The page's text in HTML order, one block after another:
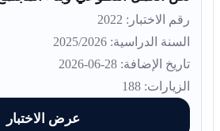
رقم الاختبار: 2022
السنة الدراسية: 2025/2026
تاريخ الإضافة: 28-06-2026
الزيارات: 188
عرض الاختبار